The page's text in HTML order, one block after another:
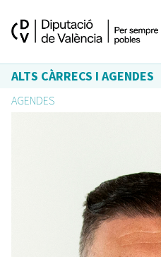
ALTS CÀRRECS I AGENDES
AGENDES